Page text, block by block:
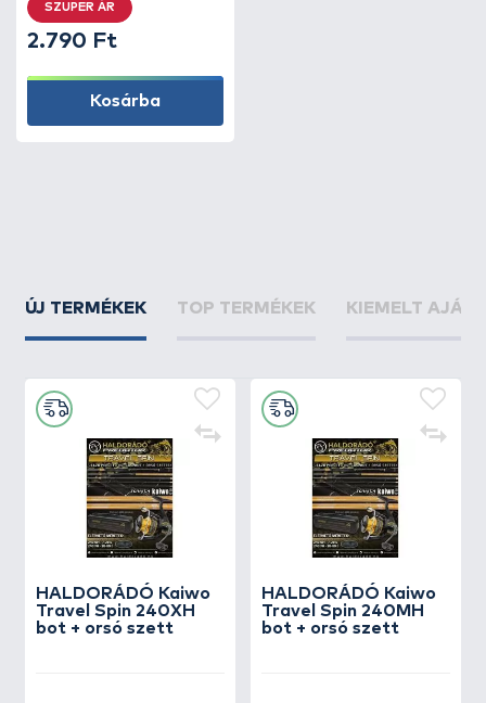
SZUPER ÁR
2.790 Ft
Kosárba
ÚJ TERMÉKEK TOP TERMÉKEK KIEMELT
HALDORÁDÓ Kaiwo
Travel Spin 240XH
bot + orsó szett
HALDORÁDÓ Kaiwo
Travel Spin 240MH
bot + orsó szett